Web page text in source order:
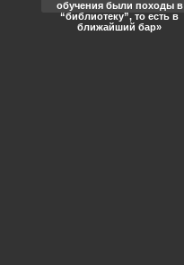
обучения были походы в
“библиотеку”, то есть в
ближайший бар»